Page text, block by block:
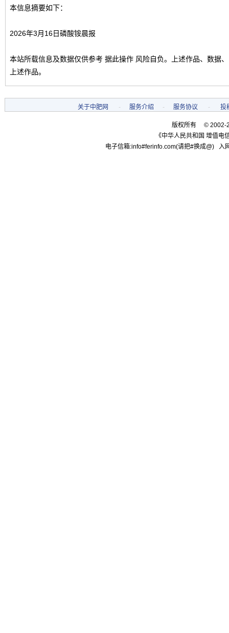
本信息摘要如下：
2026年3月16日磷酸铵晨报
本站所载信息及数据仅供参考 据此操作 风险自负。上述作品、数据
上述作品。
关于中肥网 - 服务介绍 - 服务协议 - 投
版权所有 © 2002-
《中华人民共和国 增值电
电子信箱:info#ferinfo.com(请把#换成@)